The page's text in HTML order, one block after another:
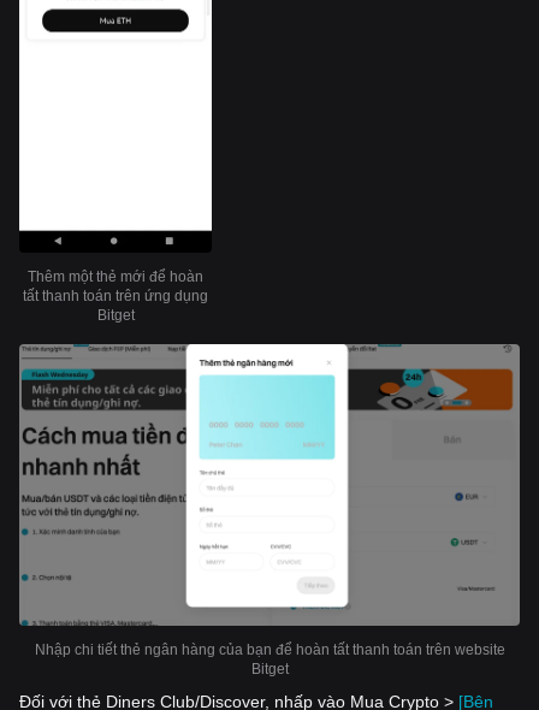
Thêm một thẻ mới để hoàn
tất thanh toán trên ứng dụng
Bitget
Nhập chi tiết thẻ ngân hàng của bạn để hoàn tất thanh toán trên website
Bitget
Đối với thẻ Diners Club/Discover, nhấp vào Mua Crypto > [Bên